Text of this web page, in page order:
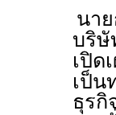
นา
บริษั
เปิด
เป็น
ธุรกิ